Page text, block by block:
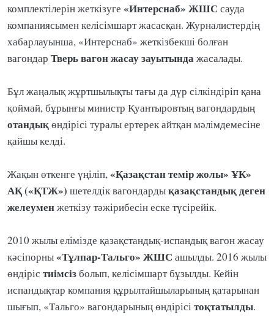
комплектілерін жеткізуге «Интерснаб» ЖШС сауда
компаниясымен келісімшарт жасасқан. Журналистердің
хабарлауынша, «Интерснаб» жеткізбекші болған
вагондар Тверь вагон жасау зауытындажасалады.
Бұл жаңалық жұртшылықты тағы да дүр сілкіндіріп қана
қоймай, бұрынғы министр Қуантыровтың вагондардың
отандықөндірісі туралы ертерек айтқан мәлімдемесіне
қайшы келді.
Жақын өткенге үңіліп,«Қазақстан темір жолы» ҰК»
АҚ («ҚТЖ») шетелдік вагондардықазақстандық деген
желеуменжеткізу тәжірибесін еске түсірейік.
2010 жылы елімізде қазақстандық-испандық вагон жасау
кәсіпорны«Тұлпар-Тальго» ЖШС ашылды. 2016 жылы
өндіріс тиімсізболып, келісімшарт бұзылды. Кейін
испандықтар компания құрылтайшыларының қатарынан
шығып, «Тальго» вагондарының өндірісітоқтатылды.